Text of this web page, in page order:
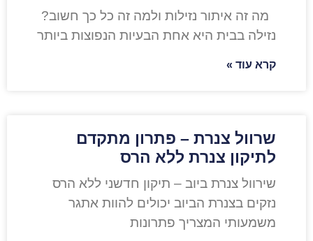
מה זה איתור נזילות ולמה זה כל כך חשוב?
נזילה בבית היא אחת הבעיות הנפוצות ביותר
קרא עוד »
שרוול צנרת – פתרון מתקדם
לתיקון צנרת ללא הרס
שירוול צנרת ביוב – תיקון חדשני ללא הרס
נזקים בצנרת הביוב יכולים להוות אתגר
משמעותי המצריך פתרונות